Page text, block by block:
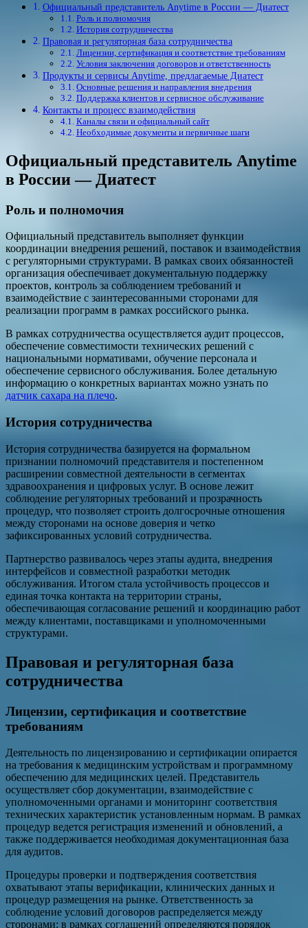
Официальный представитель Anytime в России — Диатест
Роль и полномочия
История сотрудничества
Правовая и регуляторная база сотрудничества
Лицензии, сертификация и соответствие требованиям
Условия заключения договоров и ответственность
Продукты и сервисы Anytime, предлагаемые Диатест
Основные решения и направления внедрения
Поддержка клиентов и сервисное обслуживание
Контакты и процесс взаимодействия
Каналы связи и официальный сайт
Необходимые документы и первичные шаги
Официальный представитель Anytime
в России — Диатест
Роль и полномочия
Официальный представитель выполняет функции
координации внедрения решений, поставок и взаимодействия
с регуляторными структурами. В рамках своих обязанностей
организация обеспечивает документальную поддержку
проектов, контроль за соблюдением требований и
взаимодействие с заинтересованными сторонами для
реализации программ в рамках российского рынка.
В рамках сотрудничества осуществляется аудит процессов,
обеспечение совместимости технических решений с
национальными нормативами, обучение персонала и
обеспечение сервисного обслуживания. Более детальную
информацию о конкретных вариантах можно узнать по
датчик сахара на плечо.
История сотрудничества
История сотрудничества базируется на формальном
признании полномочий представителя и постепенном
расширении совместной деятельности в сегментах
здравоохранения и цифровых услуг. В основе лежит
соблюдение регуляторных требований и прозрачность
процедур, что позволяет строить долгосрочные отношения
между сторонами на основе доверия и четко
зафиксированных условий сотрудничества.
Партнерство развивалось через этапы аудита, внедрения
интерфейсов и совместной разработки методик
обслуживания. Итогом стала устойчивость процессов и
единая точка контакта на территории страны,
обеспечивающая согласование решений и координацию работ
между клиентами, поставщиками и уполномоченными
структурами.
Правовая и регуляторная база
сотрудничества
Лицензии, сертификация и соответствие
требованиям
Деятельность по лицензированию и сертификации опирается
на требования к медицинским устройствам и программному
обеспечению для медицинских целей. Представитель
осуществляет сбор документации, взаимодействие с
уполномоченными органами и мониторинг соответствия
технических характеристик установленным нормам. В рамках
процедур ведется регистрация изменений и обновлений, а
также поддерживается необходимая документационная база
для аудитов.
Процедуры проверки и подтверждения соответствия
охватывают этапы верификации, клинических данных и
процедур размещения на рынке. Ответственность за
соблюдение условий договоров распределяется между
сторонами: в рамках соглашений определяются порядок